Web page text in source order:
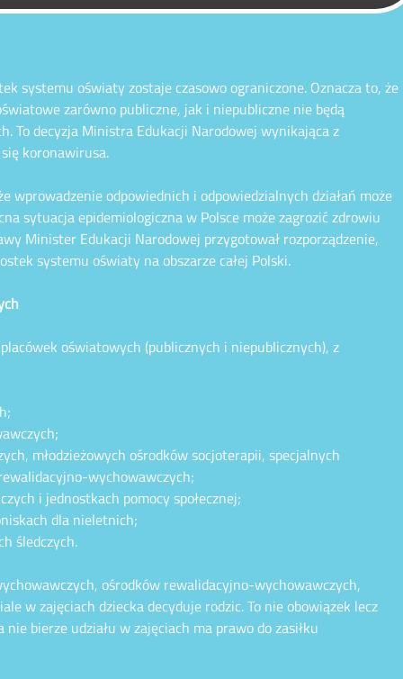
systemu oświaty zostaje czasowo ograniczone. Oznacza to, że
zarówno publiczne, jak i niepubliczne nie będą
To decyzja Ministra Edukacji Narodowej wynikająca z
koronawirusa.
wprowadzenie odpowiednich i odpowiedzialnych działań może
sytuacja epidemiologiczna w Polsce może zagrozić zdrowiu
Minister Edukacji Narodowej przygotował rozporządzenie,
systemu oświaty na obszarze całej Polski.
oświatowych (publicznych i niepublicznych), z
młodzieżowych ośrodków socjoterapii, specjalnych
wychowawczych;
i jednostkach pomocy społecznej;
dla nieletnich;
śledczych.
ośrodków rewalidacyjno-wychowawczych,
w zajęciach dziecka decyduje rodzic. To nie obowiązek lecz
bierze udziału w zajęciach ma prawo do zasiłku